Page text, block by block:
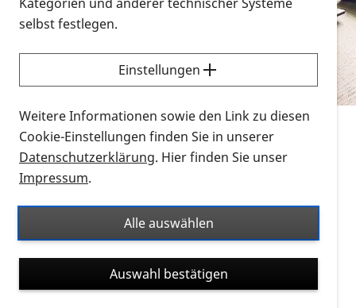
Formaten an einem Ort
Sie möchten wissen, wie Sie nach Infonmaterial
suchen und dieses bestellen bzw. herunterladen
können? Schauen Sie sich dieErklärvideos zum
Thema Infomaterial auf der PRO RETINA-Website
für blinde und sehbehinderte Menschen an.
Auf dieser Seite finden Sie sämtliches Infomaterial
Ort. Nutzen Sie den Formatfilter, um ausschließlich
nach Flyern und Broschüren, Audios oder Videos zu
suchen. Die meisten Flyer und Broschüren werden in
verschiedenen Formaten angeboten: zur
postalischen Bestellung als gedruckte Variante
selbst festlegen.
Einstellungen
Weitere Informationen sowie den Link zu diesen
Cookie-Einstellungen finden Sie in unserer
Datenschutzerklärung. Hier finden Sie unser
Impressum.
Alle auswählen
Auswahl bestätigen